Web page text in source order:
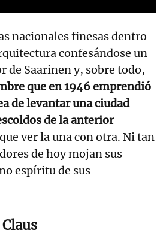
nacionales finesas dentro
confesándose un
de Saarinen y, sobre todo,
que en 1946 emprendió
de levantar una ciudad
de la anterior
ver la una con otra. Ni tan
de hoy mojan sus
espíritu de sus